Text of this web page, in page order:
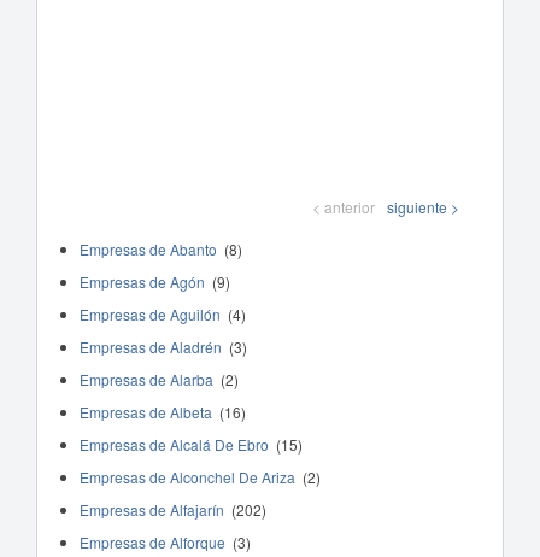
< anterior siguiente >
Empresas de Abanto (8)
Empresas de Agón (9)
Empresas de Aguilón (4)
Empresas de Aladrén (3)
Empresas de Alarba (2)
Empresas de Albeta (16)
Empresas de Alcalá De Ebro (15)
Empresas de Alconchel De Ariza (2)
Empresas de Alfajarín (202)
Empresas de Alforque (3)